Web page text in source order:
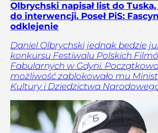
Olbrychski napisał list do Tuska,
do interwencji. Poseł PiS:
odklejenie
Daniel Olbrychski jednak będzie
konkursu Festiwalu Polskich
Fabularnych w Gdyni.
możliwość zablokowało mu
Kultury i Dziedzictwa